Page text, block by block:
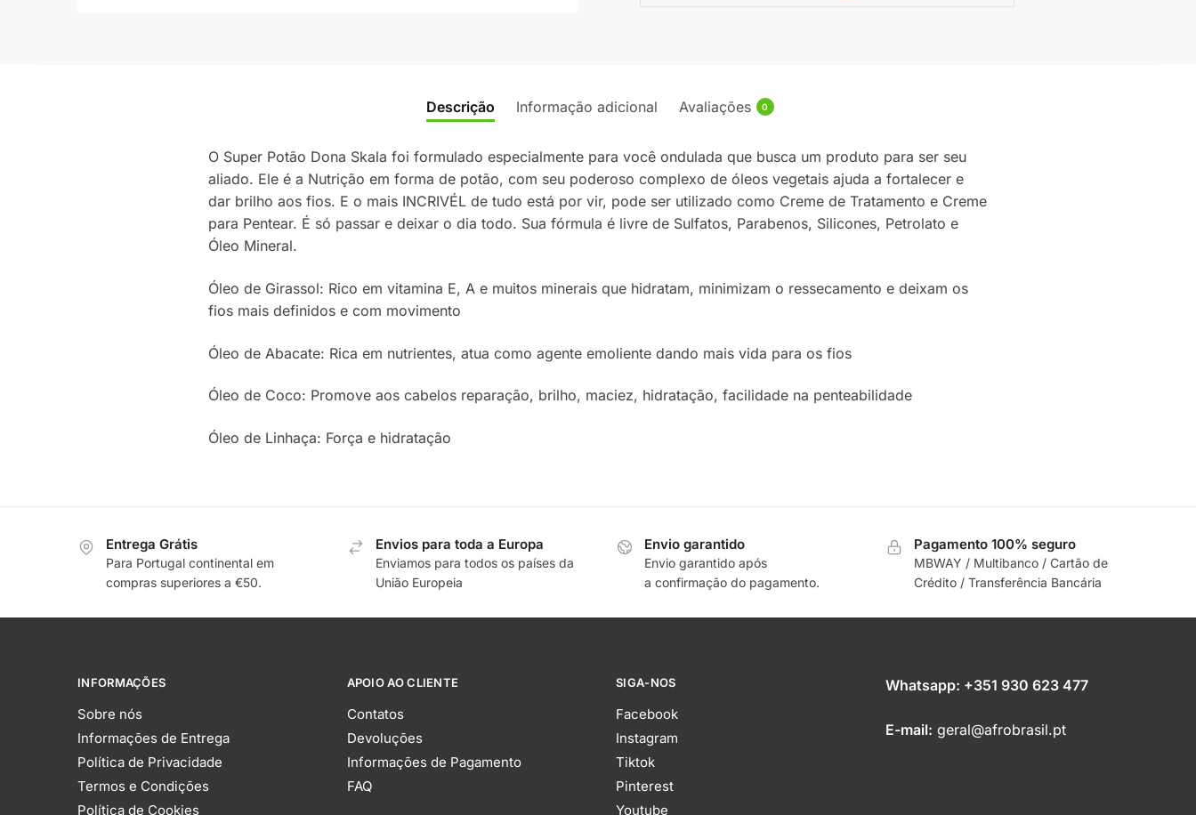
Descrição Informação adicional Avaliações 0
O Super Potão Dona Skala foi formulado especialmente para você ondulada que busca um produto para ser seu
aliado. Ele é a Nutrição em forma de potão, com seu poderoso complexo de óleos vegetais ajuda a fortalecer e
dar brilho aos fios. E o mais INCRIVÉL de tudo está por vir, pode ser utilizado como Creme de Tratamento e Creme
para Pentear. É só passar e deixar o dia todo. Sua fórmula é livre de Sulfatos, Parabenos, Silicones, Petrolato e
Óleo Mineral.
Óleo de Girassol: Rico em vitamina E, A e muitos minerais que hidratam, minimizam o ressecamento e deixam os
fios mais definidos e com movimento
Óleo de Abacate: Rica em nutrientes, atua como agente emoliente dando mais vida para os fios
Óleo de Coco: Promove aos cabelos reparação, brilho, maciez, hidratação, facilidade na penteabilidade
Óleo de Linhaça: Força e hidratação
Entrega Grátis
Para Portugal continental em
compras superiores a €50.
Envios para toda a Europa
Enviamos para todos os países da
União Europeia
Envio garantido
Envio garantido após
a confirmação do pagamento.
Pagamento 100% seguro
MBWAY / Multibanco / Cartão de
Crédito / Transferência Bancária
INFORMAÇÕES
Sobre nós
Informações de Entrega
Política de Privacidade
Termos e Condições
Política de Cookies
APOIO AO CLIENTE
Contatos
Devoluções
Informações de Pagamento
FAQ
SIGA-NOS
Facebook
Instagram
Tiktok
Pinterest
Youtube
Whatsapp: +351 930 623 477
E-mail: geral@afrobrasil.pt